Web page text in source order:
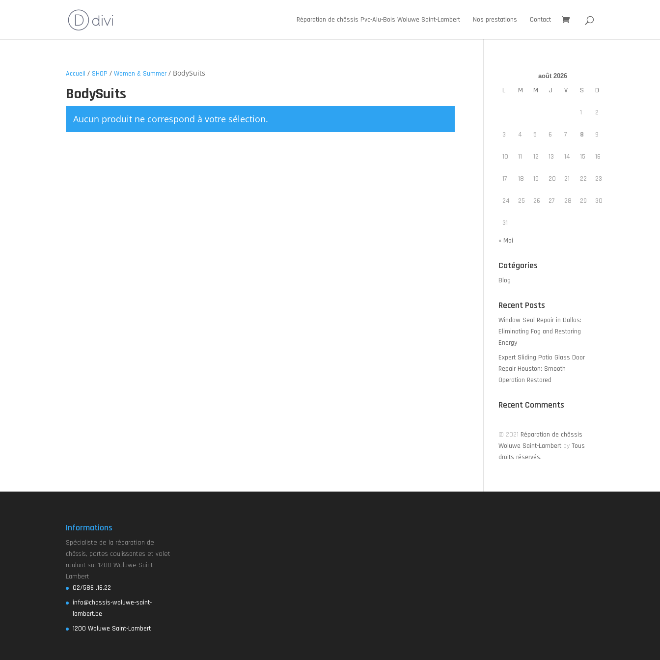
Réparation de châssis Pvc-Alu-Bois Woluwe Saint-Lambert Nos prestations Contact
Accueil / SHOP /Women & Summer/ BodySuits
BodySuits
Aucun produit ne correspond à votre sélection.
août 2026
L M M J V S D
1 2
3 4 5 6 7 8 9
10 11 12 13 14 15 16
17 18 19 20 21 22 23
24 25 26 27 28 29 30
31
« Mai
Catégories
Blog
Recent Posts
Window Seal Repair in Dallas:
Eliminating Fog and Restoring
Energy
Expert Sliding Patio Glass Door
Repair Houston: Smooth
Operation Restored
Recent Comments
© 2021 Réparation de châssis
Woluwe Saint-Lambert byTous
droits réservés.
Informations
Spécialiste de la réparation de
châssis, portes coulissantes et volet
roulant sur 1200 Woluwe Saint-
Lambert
02/586 .16.22
info@chassis-woluwe-saint-
lambert.be
1200 Woluwe Saint-Lambert